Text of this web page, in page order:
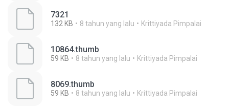
7321
132 KB 8 tahun yang lalu Krittiyada Pimpalai
10864.thumb
59 KB 8 tahun yang lalu Krittiyada Pimpalai
8069.thumb
59 KB 8 tahun yang lalu Krittiyada Pimpalai